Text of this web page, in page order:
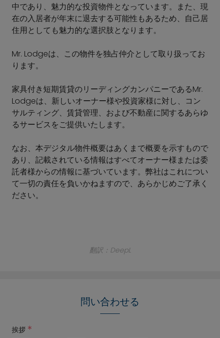
中であり、魅力的な投資物件となっています。また、現
在の入居者が年末に退去する可能性もあるため、自己居
住用としても魅力的な選択肢となります。
Mr. Lodgeは、この物件を独占仲介として取り扱ってお
ります。
家具付き短期賃貸のリーディングカンパニーであるMr.
Lodgeは、新しいオーナー様や投資家様に対し、コン
サルティング、賃貸管理、および不動産に関するあらゆ
るサービスをご提供いたします。
なお、本デジタル物件概要はあくまで概要を示すもので
あり、記載されている情報はすべてオーナー様または委
託者様からの情報に基づいています。弊社はこれについ
て一切の責任を負いかねますので、あらかじめご了承く
ださい。
翻訳：DeepL
問い合わせる
挨拶 *